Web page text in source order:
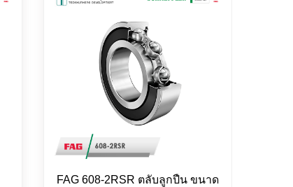
FAG 608-2RSR ตลับลูกปืน ขนาด